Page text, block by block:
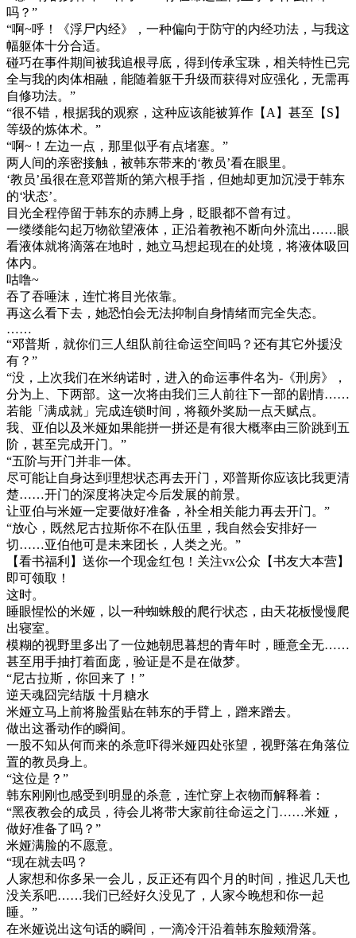
吗？”
“啊~呼！《浮尸内经》，一种偏向于防守的内经功法，与我这
幅躯体十分合适。
碰巧在事件期间被我追根寻底，得到传承宝珠，相关特性已完
全与我的肉体相融，能随着躯干升级而获得对应强化，无需再
自修功法。”
“很不错，根据我的观察，这种应该能被算作【A】甚至【S】
等级的炼体术。”
“啊~！左边一点，那里似乎有点堵塞。”
两人间的亲密接触，被韩东带来的‘教员’看在眼里。
‘教员’虽很在意邓普斯的第六根手指，但她却更加沉浸于韩东
的‘状态’。
目光全程停留于韩东的赤膊上身，眨眼都不曾有过。
一缕缕能勾起万物欲望液体，正沿着教袍不断向外流出……眼
看液体就将滴落在地时，她立马想起现在的处境，将液体吸回
体内。
咕噜~
吞了吞唾沫，连忙将目光依靠。
再这么看下去，她恐怕会无法抑制自身情绪而完全失态。
……
“邓普斯，就你们三人组队前往命运空间吗？还有其它外援没
有？”
“没，上次我们在米纳诺时，进入的命运事件名为-《刑房》，
分为上、下两部。这一次将由我们三人前往下一部的剧情……
若能「满成就」完成连锁时间，将额外奖励一点天赋点。
我、亚伯以及米娅如果能拼一拼还是有很大概率由三阶跳到五
阶，甚至完成开门。”
“五阶与开门并非一体。
尽可能让自身达到理想状态再去开门，邓普斯你应该比我更清
楚……开门的深度将决定今后发展的前景。
让亚伯与米娅一定要做好准备，补全相关能力再去开门。”
“放心，既然尼古拉斯你不在队伍里，我自然会安排好一
切……亚伯他可是未来团长，人类之光。”
【看书福利】送你一个现金红包！关注vx公众【书友大本营】
即可领取！
这时。
睡眼惺忪的米娅，以一种蜘蛛般的爬行状态，由天花板慢慢爬
出寝室。
模糊的视野里多出了一位她朝思暮想的青年时，睡意全无……
甚至用手抽打着面庞，验证是不是在做梦。
“尼古拉斯，你回来了！”
逆天魂囧完结版 十月糖水
米娅立马上前将脸蛋贴在韩东的手臂上，蹭来蹭去。
做出这番动作的瞬间。
一股不知从何而来的杀意吓得米娅四处张望，视野落在角落位
置的教员身上。
“这位是？”
韩东刚刚也感受到明显的杀意，连忙穿上衣物而解释着：
“黑夜教会的成员，待会儿将带大家前往命运之门……米娅，
做好准备了吗？”
米娅满脸的不愿意。
“现在就去吗？
人家想和你多呆一会儿，反正还有四个月的时间，推迟几天也
没关系吧……我们已经好久没见了，人家今晚想和你一起
睡。”
在米娅说出这句话的瞬间，一滴冷汗沿着韩东脸颊滑落。